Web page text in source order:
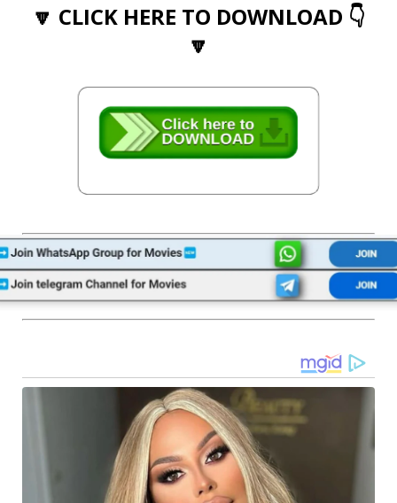
🔽 CLICK HERE TO DOWNLOAD 👇
🔽